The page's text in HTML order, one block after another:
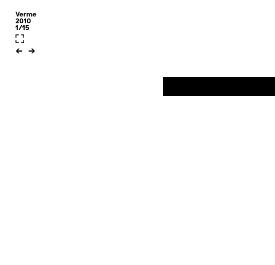
Verme
2010
1/15